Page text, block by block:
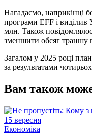
Нагадаємо, наприкінці
програми EFF і виділив
млн. Також
зменшити обсяг траншу
Загалом у 2025 році
за результатами
Вам також
Опублікувати
Економіка